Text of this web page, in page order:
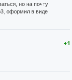
но на почту
оформил в виде
+1